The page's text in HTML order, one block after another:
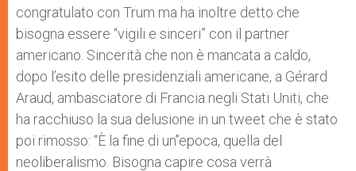
congratulato con Trum ma ha inoltre detto che
bisogna essere “vigili e sinceri” con il partner
americano. Sincerità che non è mancata a caldo,
dopo l’esito delle presidenziali americane, a Gérard
Araud, ambasciatore di Francia negli Stati Uniti, che
ha racchiuso la sua delusione in un tweet che è stato
poi rimosso: “È la fine di un’’epoca, quella del
neoliberalismo. Bisogna capire cosa verrà